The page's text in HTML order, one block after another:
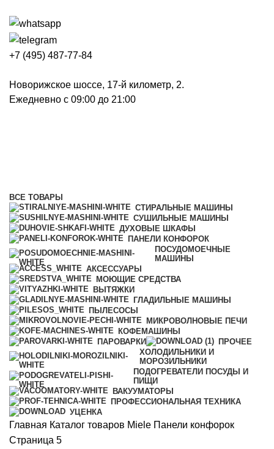
+7 (495) 487-77-84
Новорижское шоссе, 17-й километр, 2.
Ежедневно с 09:00 до 21:00
ВСЕ ТОВАРЫ
СТИРАЛЬНЫЕ МАШИНЫ
СУШИЛЬНЫЕ МАШИНЫ
ДУХОВЫЕ ШКАФЫ
ПАНЕЛИ КОНФОРОК
ПОСУДОМОЕЧНЫЕ
МАШИНЫ
АКСЕССУАРЫ
МОЮЩИЕ СРЕДСТВА
ВЫТЯЖКИ
ГЛАДИЛЬНЫЕ МАШИНЫ
ПЫЛЕСОСЫ
МИКРОВОЛНОВЫЕ ПЕЧИ
КОФЕМАШИНЫ
ПАРОВАРКИ
ПРОЧЕЕ
ХОЛОДИЛЬНИКИ И
МОРОЗИЛЬНИКИ
ПОДОГРЕВАТЕЛИ ПОСУДЫ И
ПИЩИ
ВАКУУМАТОРЫ
ПРОФЕССИОНАЛЬНАЯ ТЕХНИКА
УЦЕНКА
Главная Каталог товаров Miele Панели конфорок
Страница 5